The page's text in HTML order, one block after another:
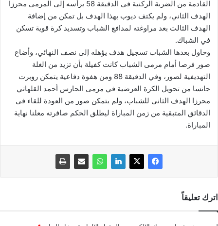
القادمة من الضربة الركنية في الدقيقة 58 برأسه إلى المرمى محرزا
الهدف الثاني، ولم يكتف ديوب بهذا الهدف بل تمكن من إضافة
الهدف الثالث بعد مراوغته لمدافع الشباب وتسديد كرة قوية تسكن
في الشباك.
وحاول بعدها الشباب تسجيل هدف يؤهله إلى نصف النهائي، وأضاع
صور فرصا أمام مرمى الشباب كانت كفيلة بأن تزيد من الغلة
التهديفية لصور، وفي الدقيقة 88 ومن هفوة دفاعية يتمكن روبرت
جانسا من تحويل الكرة العرضية في مرمى الحارس أحمد القلهاتي
محرزا الهدف الثاني للشباب، ولم يتمكن صور من العودة للقاء في
الدقائق المتبقية من زمن المباراة ليطلق الحكم صافرته معلنا نهاية
المباراة.
اترك تعليقاً